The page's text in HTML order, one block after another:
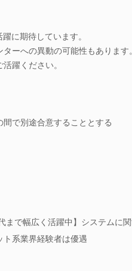
に期待しています。
ーへの異動の可能性もありま
躍ください。
で別途合意することとする
まで幅広く活躍中】システムに
系業界経験者は優遇